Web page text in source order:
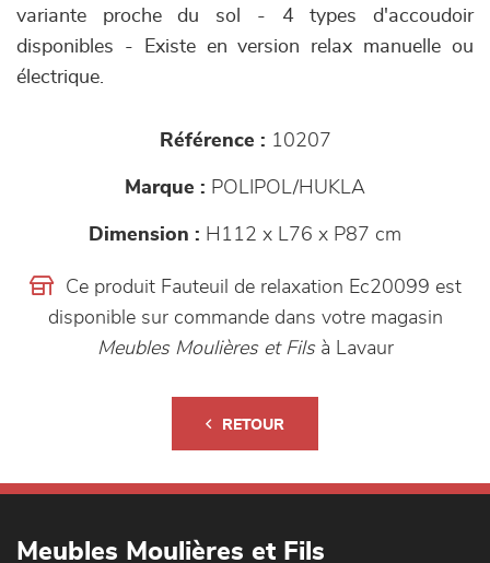
variante proche du sol - 4 types d'accoudoir
disponibles - Existe en version relax manuelle ou
électrique.
Référence : 10207
Marque : POLIPOL/HUKLA
Dimension : H112 x L76 x P87 cm
Ce produit Fauteuil de relaxation Ec20099 est
disponible sur commande dans votre magasin
Meubles Moulières et Filsà Lavaur
RETOUR
Meubles Moulières et Fils